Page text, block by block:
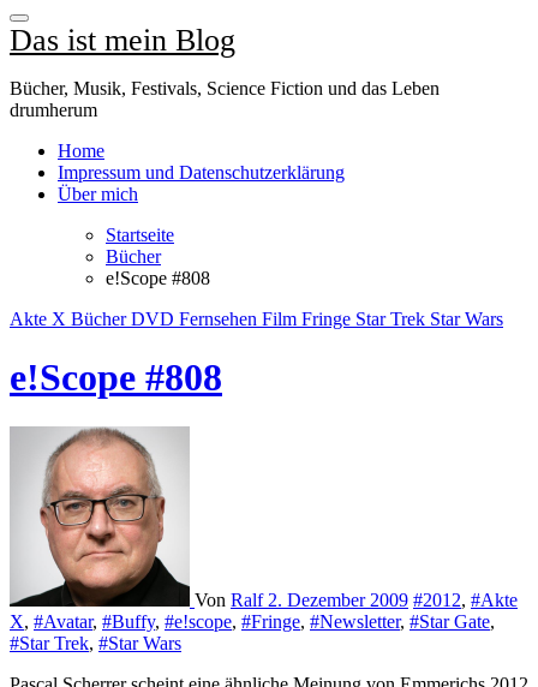
Das ist mein Blog
Bücher, Musik, Festivals, Science Fiction und das Leben
drumherum
Home
Impressum und Datenschutzerklärung
Über mich
Startseite
Bücher
e!Scope #808
Akte X BücherDVD Fernsehen Film Fringe Star Trek Star Wars
e!Scope #808
Von Ralf 2. Dezember 2009 #2012, #Akte
X, #Avatar, #Buffy, #e!scope, #Fringe, #Newsletter, #Star Gate,
#Star Trek, #Star Wars